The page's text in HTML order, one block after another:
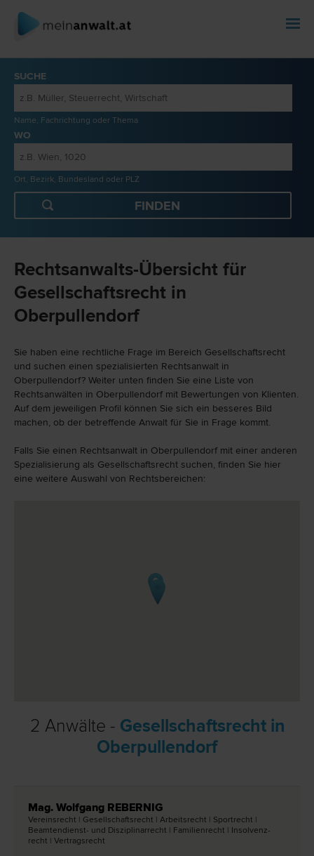
SUCHE
Name, Fachrichtung oder Thema
WO
Ort, Bezirk, Bundesland oder PLZ
Rechtsanwalts-Übersicht für
Gesellschaftsrecht in
Oberpullendorf
Sie haben eine rechtliche Frage im Bereich Gesellschaftsrecht
und suchen einen spezialisierten Rechtsanwalt in
Oberpullendorf? Weiter unten finden Sie eine Liste von
Rechtsanwälten in Oberpullendorf mit Bewertungen von Klienten.
Auf dem jeweiligen Profil können Sie sich ein besseres Bild
machen, ob der betreffende Anwalt für Sie in Frage kommt.
Falls Sie einen Rechtsanwalt in Oberpullendorf mit einer anderen
Spezialisierung als Gesellschaftsrecht suchen, finden Sie hier
eine weitere Auswahl von Rechtsbereichen:
2 Anwälte - Gesellschaftsrecht in
Oberpullendorf
Mag. Wolfgang REBERNIG
Vereins­recht | Gesellschafts­recht | Arbeits­recht | Sport­recht |
Beamtendienst- und Disziplinar­recht | Familien­recht | Insolvenz­
recht | Vertrags­recht